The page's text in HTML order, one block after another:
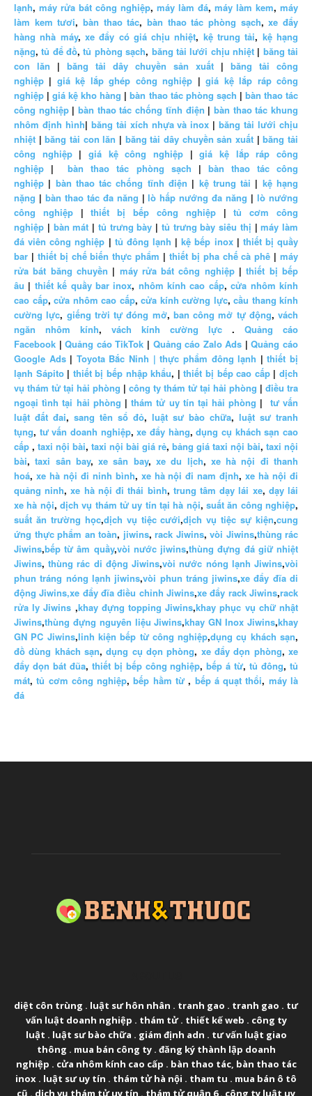
lạnh, máy rửa bát công nghiệp, máy làm đá, máy làm kem, máy
làm kem tươi,bàn thao tác,bàn thao tác phòng sạch,xe đẩy
hàng nhà máy, xe đẩy có giá chịu nhiệt, kệ trung tải, kệ hạng
nặng,tủ để đồ,tủ phòng sạch, băng tải lưới chịu nhiệt| băng tải
con lăn | băng tải dây chuyền sản xuất | băng tải công
nghiệp | giá kệ lắp ghép công nghiệp |giá kệ lắp ráp công
nghiệp |giá kệ kho hàng |bàn thao tác phòng sạch | bàn thao tác
công nghiệp|bàn thao tác chống tĩnh điện | bàn thao tác khung
nhôm định hình| băng tải xích nhựa và inox |băng tải lưới chịu
nhiệt |băng tải con lăn | băng tải dây chuyền sản xuất |băng tải
công nghiệp|giá kệ công nghiệp |giá kệ lắp ráp công
nghiệp |bàn thao tác phòng sạch | bàn thao tác công
nghiệp | bàn thao tác chống tĩnh điện | kệ trung tải | kệ hạng
nặng | bàn thao tác đa năng |lò hấp nướng đa năng |lò nướng
công nghiệp|thiết bị bếp công nghiệp|tủ cơm công
nghiệp | bàn mát | tủ trưng bày | tủ trưng bày siêu thị |máy làm
đá viên công nghiệp | tủ đông lạnh |kệ bếp inox| thiết bị quầy
bar | thiết bị chế biến thực phẩm | thiết bị pha chế cà phê | máy
rửa bát băng chuyền | máy rửa bát công nghiệp|thiết bị bếp
âu | thiết kế quầy bar inox, nhôm kính cao cấp,cửa nhôm kính
cao cấp, cửa nhôm cao cấp, cửa kính cường lực, cầu thang kính
cường lực, giếng trời tự đóng mở, ban công mở tự động, vách
ngăn nhôm kính, vách kính cường lực . Quảng cáo
Facebook |Quảng cáo TikTok | Quảng cáo Zalo Ads |Quảng cáo
Google Ads| Toyota Bắc Ninh | thực phẩm đông lạnh |thiết bị
lạnh Sápito | thiết bị bếp nhập khẩu, |thiết bị bếp cao cấp|dịch
vụ thám tử tại hải phòng | công ty thám tử tại hải phòng | điều tra
ngoại tình tại hải phòng |thám tử uy tín tại hải phòng | tư vấn
luật đất đai, sang tên sổ đỏ, luật sư bào chữa, luật sư tranh
tụng, tư vấn doanh nghiệp,xe đẩy hàng,dụng cụ khách sạn cao
cấp , taxi nội bài, taxi nội bài giá rẻ, bảng giá taxi nội bài, taxi nội
bài,taxi sân bay,xe sân bay,xe du lịch, xe hà nội đi thanh
hoá, xe hà nội đi ninh bình, xe hà nội đi nam định,xe hà nội đi
quảng ninh,xe hà nội đi thái bình, trung tâm dạy lái xe, dạy lái
xe hà nội,dịch vụ thám tử uy tín tại hà nội,suất ăn công nghiệp,
suất ăn trường học,dịch vụ tiệc cưới,dịch vụ tiệc sự kiện,cung
ứng thực phẩm an toàn, jiwins, rack Jiwins, vòi Jiwins,thùng rác
Jiwins,bếp từ âm quầy,vòi nước jiwins,thùng đựng đá giữ nhiệt
Jiwins,thùng rác di động Jiwins,vòi nước nóng lạnh Jiwins,vòi
phun tráng nóng lạnh jiwins,vòi phun tráng jiwins,xe đẩy đĩa di
động Jiwins,xe đẩy đĩa điều chỉnh Jiwins,xe đẩy rack Jiwins,rack
rửa ly Jiwins ,khay đựng topping Jiwins,khay phục vụ chữ nhật
Jiwins,thùng đựng nguyên liệu Jiwins,khay GN Inox Jiwins,khay
GN PC Jiwins,linh kiện bếp từ công nghiệp,dụng cụ khách sạn,
đồ dùng khách sạn,dụng cụ dọn phòng, xe đẩy dọn phòng,xe
đẩy dọn bát đũa, thiết bị bếp công nghiệp,bếp á từ,tủ đông,tủ
mát,tủ cơm công nghiệp,bếp hầm từ , bếp á quạt thổi, máy là
đá
diệt côn trùng . luật sư hôn nhân . tranh gao . tranh gao . tư
vấn luật doanh nghiệp . thám tử. thiết kế web . công ty
luật . luật sư bào chữa . giám định adn . tư vấn luật giao
thông . mua bán công ty. đăng ký thành lập doanh
nghiệp . cửa nhôm kính cao cấp . bàn thao tác, bàn thao tác
inox . luật sư uy tín . thám tử hà nội . tham tu . mua bán ô tô
cũ . dịch vụ thám tử uy tín . thám tử quận 6. công ty luật uy